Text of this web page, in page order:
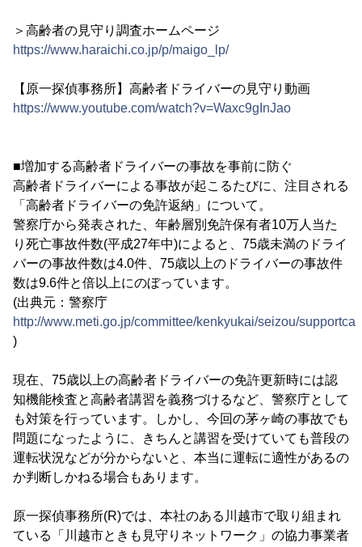
＞高齢者の見守り調査ホームページ
https://www.haraichi.co.jp/p/maigo_lp/
【原一探偵事務所】高齢者ドライバーの見守り動画
https://www.youtube.com/watch?v=Waxc9gInJao
■増加する高齢者ドライバーの事故を事前に防ぐ
高齢者ドライバーによる事故が起こるたびに、注目される
「高齢者ドライバーの免許返納」について。
警察庁から発表された、年齢層別免許保有者10万人当た
り死亡事故件数(平成27年中)によると、75歳未満のドライ
バーの事故件数は4.0件、75歳以上のドライバーの事故件
数は9.6件と倍以上にのぼっています。
(出典元：警察庁
http://www.meti.go.jp/committee/kenkyukai/seizou/
)
現在、75歳以上の高齢者ドライバーの免許更新時には認
知機能検査と高齢者講習を義務づけるなど、警察庁として
も対策を行っています。しかし、今回の茅ヶ崎の事故でも
問題になったように、きちんと講習を受けていても普段の
運転状況などが分からないと、本当に運転に適性があるの
か判断しかねる場合もあります。
原一探偵事務所(R)では、本社のある川越市で取り組まれ
ている「川越市ときも見守りネットワーク」の協力事業者